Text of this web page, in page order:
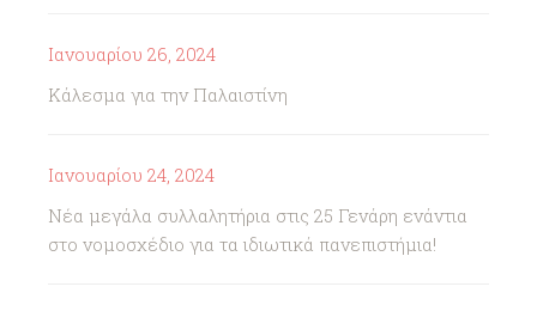
Ιανουαρίου 26, 2024
Κάλεσμα για την Παλαιστίνη
Ιανουαρίου 24, 2024
Νέα μεγάλα συλλαλητήρια στις 25 Γενάρη ενάντια
στο νομοσχέδιο για τα ιδιωτικά πανεπιστήμια!